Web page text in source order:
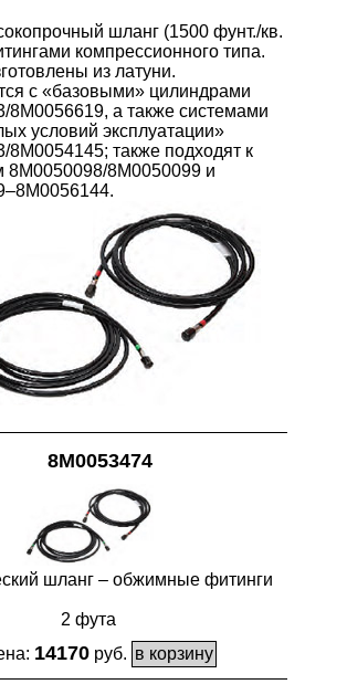
шланг (1500 фунт./кв.
компрессионного типа.
из латуни.
с «базовыми» цилиндрами
8M0056619, а также системами
условий эксплуатации»
8M0054145; также подходят к
8M0050098/8M0050099 и
8M0053474
шланг – обжимные фитинги
2 фута
14170 руб.